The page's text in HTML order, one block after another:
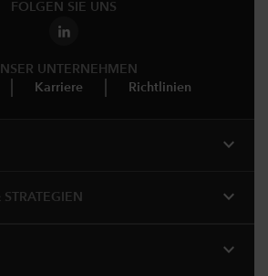
FOLGEN SIE UNS
UNTERNEHMEN
Karriere Richtlinien
expand_more
expand_more
expand_more